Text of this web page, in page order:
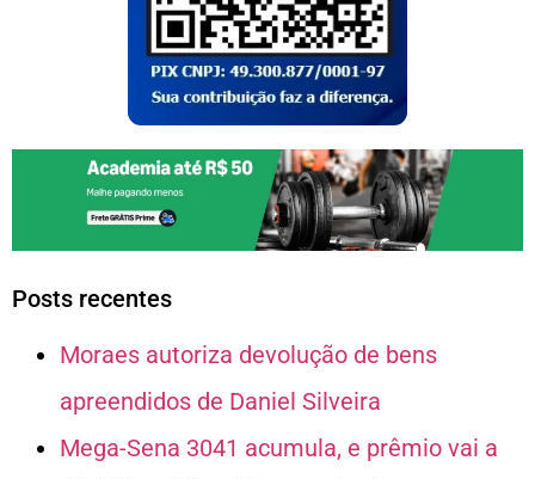
Posts recentes
Moraes autoriza devolução de bens
apreendidos de Daniel Silveira
Mega-Sena 3041 acumula, e prêmio vai a